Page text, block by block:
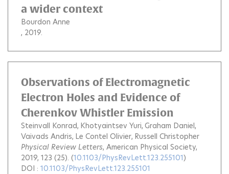
a wider context
Bourdon Anne
, 2019.
Observations of Electromagnetic
Electron Holes and Evidence of
Cherenkov Whistler Emission
Steinvall Konrad Khotyaintsev Yuri Graham Daniel
Vaivads Andris Le Contel Olivier Russell Christopher
Physical Review Letters, American Physical Society,
2019, 123 (25). (10.1103/PhysRevLett.123.255101)
DOI : 10.1103/PhysRevLett.123.255101